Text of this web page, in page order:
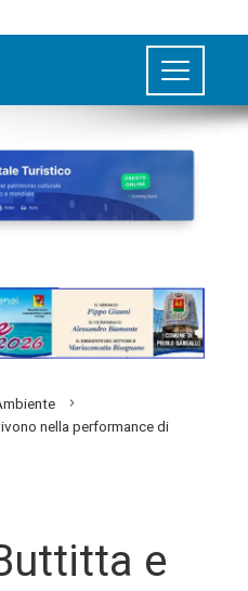
nella performance di
e